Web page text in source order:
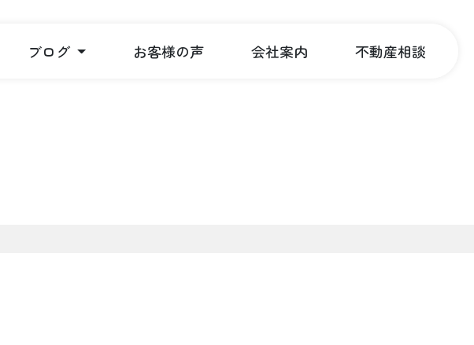
ブログ お客様の声 会社案内 不動産相談